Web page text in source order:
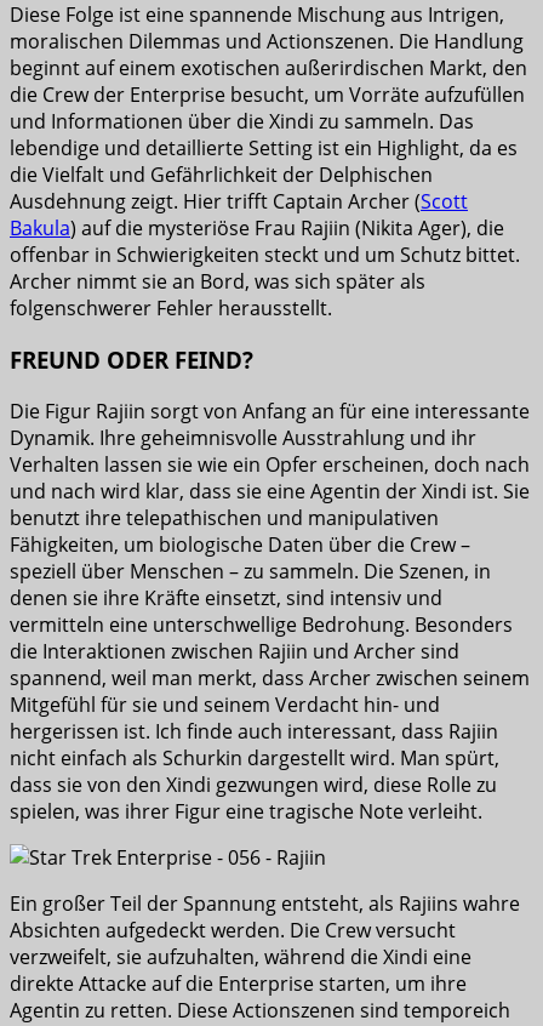
Diese Folge ist eine spannende Mischung aus Intrigen,
moralischen Dilemmas und Actionszenen. Die Handlung
beginnt auf einem exotischen außerirdischen Markt, den
die Crew der Enterprise besucht, um Vorräte aufzufüllen
und Informationen über die Xindi zu sammeln. Das
lebendige und detaillierte Setting ist ein Highlight, da es
die Vielfalt und Gefährlichkeit der Delphischen
Ausdehnung zeigt. Hier trifft Captain Archer (Scott
Bakula) auf die mysteriöse Frau Rajiin (Nikita Ager), die
offenbar in Schwierigkeiten steckt und um Schutz bittet.
Archer nimmt sie an Bord, was sich später als
folgenschwerer Fehler herausstellt.
FREUND ODER FEIND?
Die Figur Rajiin sorgt von Anfang an für eine interessante
Dynamik. Ihre geheimnisvolle Ausstrahlung und ihr
Verhalten lassen sie wie ein Opfer erscheinen, doch nach
und nach wird klar, dass sie eine Agentin der Xindi ist. Sie
benutzt ihre telepathischen und manipulativen
Fähigkeiten, um biologische Daten über die Crew –
speziell über Menschen – zu sammeln. Die Szenen, in
denen sie ihre Kräfte einsetzt, sind intensiv und
vermitteln eine unterschwellige Bedrohung. Besonders
die Interaktionen zwischen Rajiin und Archer sind
spannend, weil man merkt, dass Archer zwischen seinem
Mitgefühl für sie und seinem Verdacht hin- und
hergerissen ist. Ich finde auch interessant, dass Rajiin
nicht einfach als Schurkin dargestellt wird. Man spürt,
dass sie von den Xindi gezwungen wird, diese Rolle zu
spielen, was ihrer Figur eine tragische Note verleiht.
Ein großer Teil der Spannung entsteht, als Rajiins wahre
Absichten aufgedeckt werden. Die Crew versucht
verzweifelt, sie aufzuhalten, während die Xindi eine
direkte Attacke auf die Enterprise starten, um ihre
Agentin zu retten. Diese Actionszenen sind temporeich